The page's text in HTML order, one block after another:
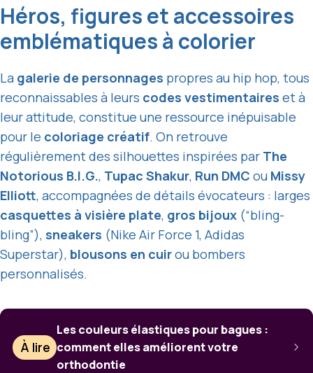
Héros, figures et accessoires
emblématiques à colorier
La galerie de personnages propres au hip hop, tous
reconnaissables à leurs codes vestimentaires et à
leur attitude, constitue une ressource inépuisable
pour le coloriage créatif. On retrouve
régulièrement des silhouettes inspirées par The
Notorious B.I.G., Tupac Shakur, Run DMC ou Missy
Elliott, accompagnées de détails évocateurs : larges
casquettes à visière plate, gros bijoux (“bling-
bling”), sneakers (Nike Air Force 1, Adidas
Superstar), blousons en cuirou bombers
personnalisés.
À lire
Les couleurs élastiques pour bagues :
comment elles améliorent votre
orthodontie